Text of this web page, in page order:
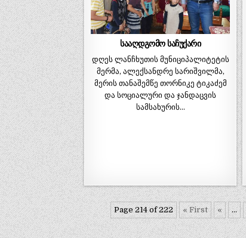
სააღდგომო საჩუქარი
დღეს ლანჩხუთის მუნიციპალიტეტის
მერმა, ალექსანდრე სარიშვილმა,
მერის თანაშემწე თორნიკე ტიკაძემ
და სოციალური და ჯანდაცვის
სამსახურის…
Page 214 of 222 « First « ...